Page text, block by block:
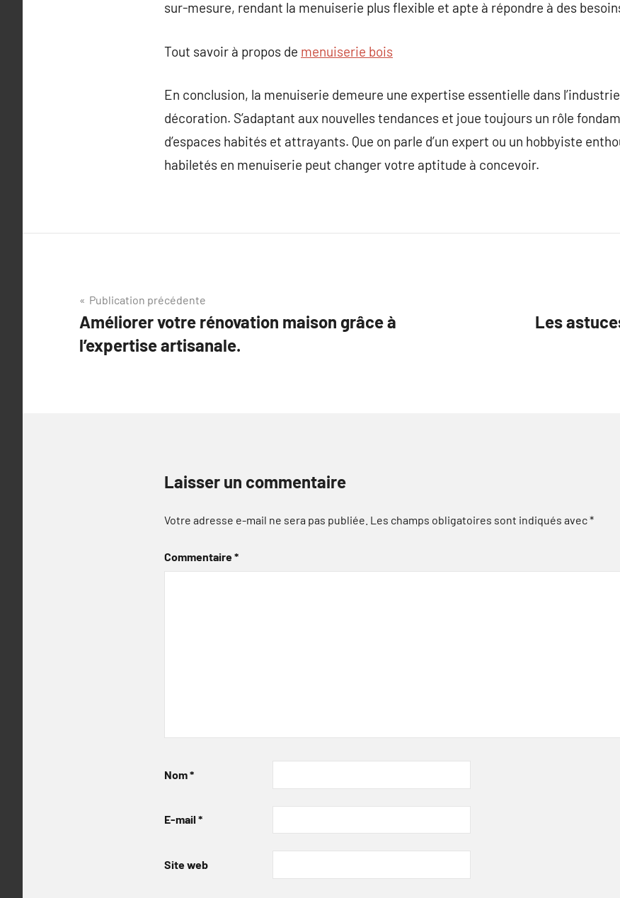
sur-mesure, rendant la menuiserie plus flexible et apte à répondre à des
Tout savoir à propos de menuiserie bois
En conclusion, la menuiserie demeure une expertise essentielle dans
décoration. S’adaptant aux nouvelles tendances et joue toujours un rôle
d’espaces habités et attrayants. Que on parle d’un expert ou un hobbyiste
habiletés en menuiserie peut changer votre aptitude à concevoir.
Navigation
de
l’article
Publication précédente
Améliorer votre rénovation maison grâce à
l’expertise artisanale.
Les
Laisser un commentaire
Votre adresse e-mail ne sera pas publiée. Les champs obligatoires sont indiqués avec*
Commentaire*
Nom*
E-mail *
Site web